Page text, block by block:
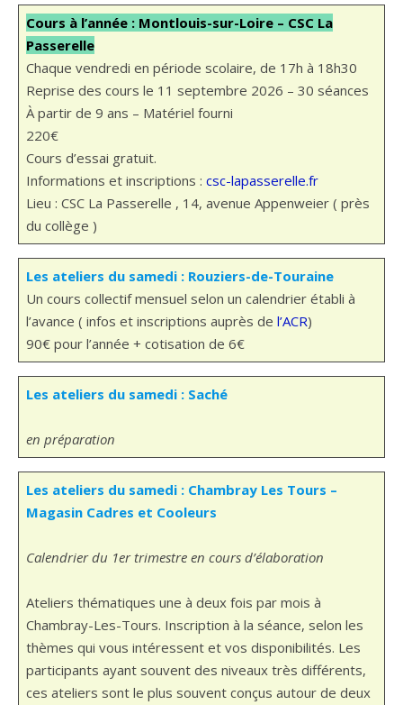
Cours à l’année : Montlouis-sur-Loire – CSC La
Passerelle
Chaque vendredi en période scolaire, de 17h à 18h30
Reprise des cours le 11 septembre 2026 – 30 séances
À partir de 9 ans – Matériel fourni
220€
Cours d’essai gratuit.
Informations et inscriptions : csc-lapasserelle.fr
Lieu : CSC La Passerelle , 14, avenue Appenweier ( près
du collège )
Les ateliers du samedi : Rouziers-de-Touraine
Un cours collectif mensuel selon un calendrier établi à
l’avance ( infos et inscriptions auprès de l’ACR)
90€ pour l’année + cotisation de 6€
Les ateliers du samedi : Saché
en préparation
Les ateliers du samedi : Chambray Les Tours –
Magasin Cadres et Cooleurs
Calendrier du 1er trimestre en cours d’élaboration
Ateliers thématiques une à deux fois par mois à
Chambray-Les-Tours. Inscription à la séance, selon les
thèmes qui vous intéressent et vos disponibilités. Les
participants ayant souvent des niveaux très différents,
ces ateliers sont le plus souvent conçus autour de deux